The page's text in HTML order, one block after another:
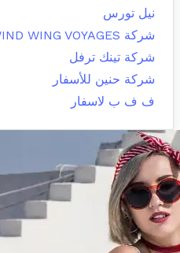
نيل تورس
شركة WIND WING VOYAGES ش م م
شركة تينك ترفل
شركة حنين للأسفار
ف ف ب لاسفار